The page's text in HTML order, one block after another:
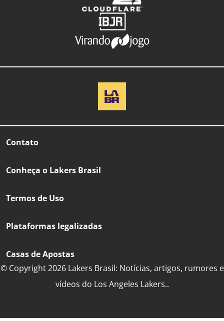
Contato
Conheça o Lakers Brasil
Termos de Uso
Plataformas legalizadas
Casas de Apostas
© Copyright 2026 Lakers Brasil: Notícias, artigos, rumores e
vídeos do Los Angeles Lakers..